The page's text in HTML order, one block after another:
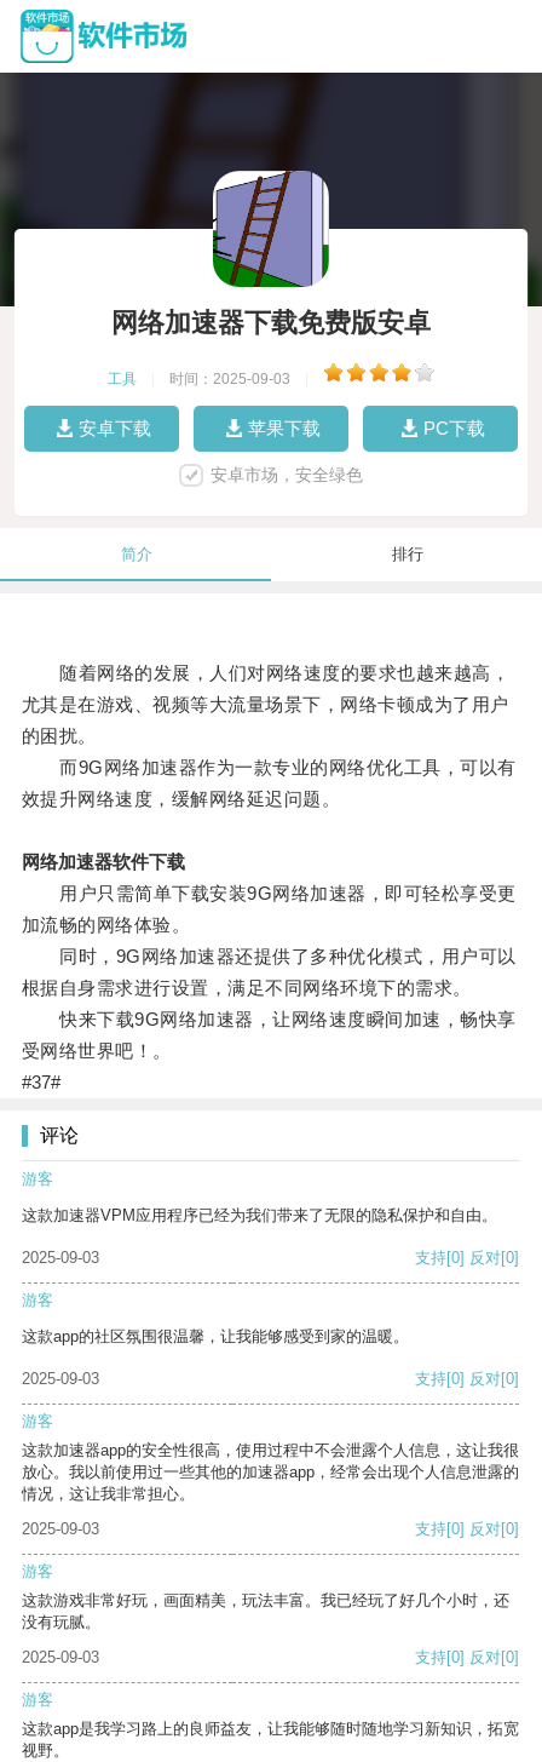
网络加速器下载免费版安卓
工具 时间：2025-09-03
安卓下载 苹果下载 PC下载
安卓市场，安全绿色
简介 排行
随着网络的发展，人们对网络速度的要求也越来越高，
尤其是在游戏、视频等大流量场景下，网络卡顿成为了用户
的困扰。
而9G网络加速器作为一款专业的网络优化工具，可以有
效提升网络速度，缓解网络延迟问题。
网络加速器软件下载
用户只需简单下载安装9G网络加速器，即可轻松享受更
加流畅的网络体验。
同时，9G网络加速器还提供了多种优化模式，用户可以
根据自身需求进行设置，满足不同网络环境下的需求。
快来下载9G网络加速器，让网络速度瞬间加速，畅快享
受网络世界吧！。
#37#
评论
游客
这款加速器VPM应用程序已经为我们带来了无限的隐私保护和自由。
2025-09-03 支持[0] 反对[0]
游客
这款app的社区氛围很温馨，让我能够感受到家的温暖。
2025-09-03 支持[0] 反对[0]
游客
这款加速器app的安全性很高，使用过程中不会泄露个人信息，这让我很
放心。我以前使用过一些其他的加速器app，经常会出现个人信息泄露的
情况，这让我非常担心。
2025-09-03
支持[0] 反对[0]
游客
这款游戏非常好玩，画面精美，玩法丰富。我已经玩了好几个小时，还
没有玩腻。
2025-09-03
支持[0] 反对[0]
游客
这款app是我学习路上的良师益友，让我能够随时随地学习新知识，拓宽
视野。